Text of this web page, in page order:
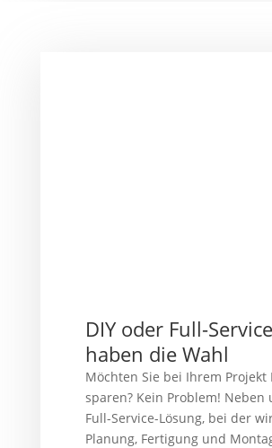
DIY oder Full-
haben die Wahl
Möchten Sie bei Ihrem Projekt
sparen? Kein Problem! Neben
Full-Service-Lösung, bei der
Planung, Fertigung und